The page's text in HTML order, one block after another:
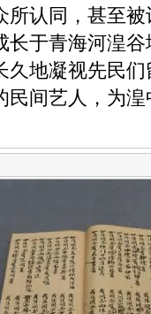
所认同，甚至
于青海河湟谷
久地凝视先民
民间艺人，为